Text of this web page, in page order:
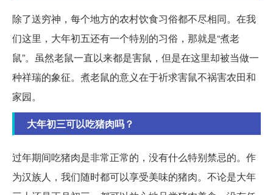
除了送穷神，每个地方的农村饮食习俗都不尽相同。在我
们这里，大年初五还有一个特别的习俗，那就是“煮老
鼠”。虽然老鼠一直以来都是害鼠，但是在这里却被当做一
种祥瑞的象征。煮老鼠的意义在于祈求害鼠不祸害农田和
家园。
大年初三可以吃猪肉吗？
过年期间吃猪肉是非常正常的，没有什么特别禁忌的。作
为汉族人，我们随时都可以享受美味的猪肉。不论是大年